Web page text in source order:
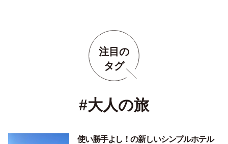
注目の
タグ
#大人の旅
使い勝手よし！の新しいシンプルホテル